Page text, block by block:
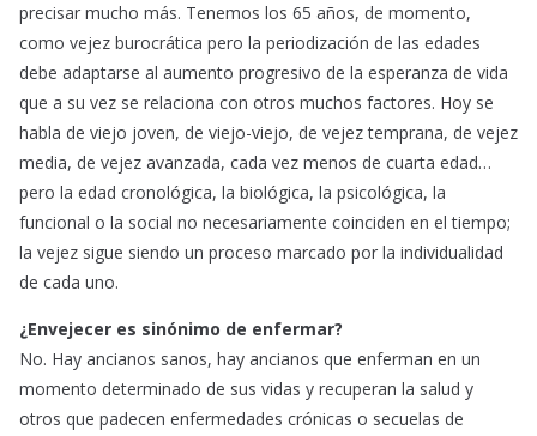
precisar mucho más. Tenemos los 65 años, de momento,
como vejez burocrática pero la periodización de las edades
debe adaptarse al aumento progresivo de la esperanza de vida
que a su vez se relaciona con otros muchos factores. Hoy se
habla de viejo joven, de viejo-viejo, de vejez temprana, de vejez
media, de vejez avanzada, cada vez menos de cuarta edad…
pero la edad cronológica, la biológica, la psicológica, la
funcional o la social no necesariamente coinciden en el tiempo;
la vejez sigue siendo un proceso marcado por la individualidad
de cada uno.
¿Envejecer es sinónimo de enfermar?
No. Hay ancianos sanos, hay ancianos que enferman en un
momento determinado de sus vidas y recuperan la salud y
otros que padecen enfermedades crónicas o secuelas de